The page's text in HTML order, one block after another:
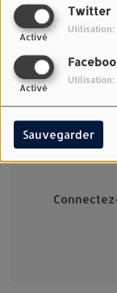
Twitter
Activé
Activé
Sauvegarder
1411 VUES
MATHILDA - I